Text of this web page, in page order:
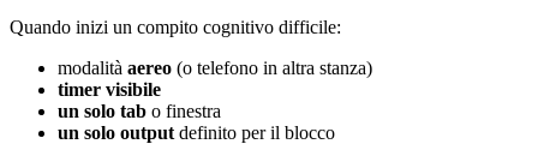
Quando inizi un compito cognitivo difficile:
modalità aereo (o telefono in altra stanza)
timer visibile
un solo tab o finestra
un solo output definito per il blocco